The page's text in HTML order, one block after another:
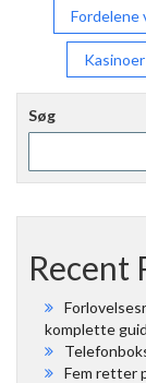
Fordelene
Søg
Recent
komplette
Fem retter